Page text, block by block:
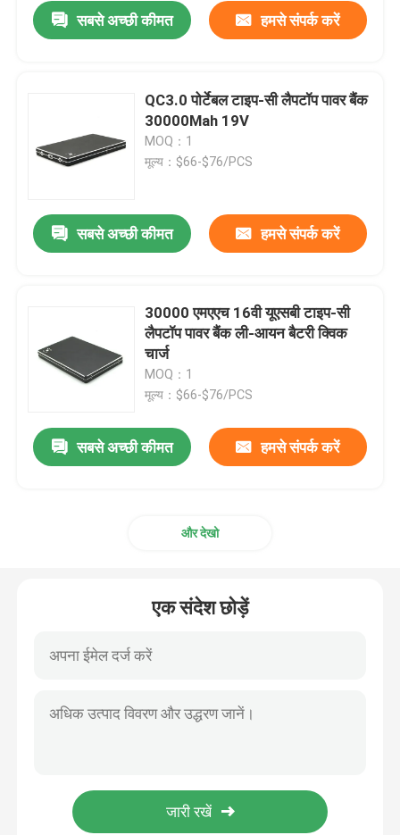
सबसे अच्छी कीमत हमसे संपर्क करें
QC3.0 पोर्टेबल टाइप-सी लैपटॉप पावर बैंक
30000Mah 19V
MOQ：1
मूल्य：$66-$76/PCS
सबसे अच्छी कीमत हमसे संपर्क करें
30000 एमएएच 16वी यूएसबी टाइप-सी
लैपटॉप पावर बैंक ली-आयन बैटरी क्विक
चार्ज
MOQ：1
मूल्य：$66-$76/PCS
सबसे अच्छी कीमत हमसे संपर्क करें
और देखो
एक संदेश छोड़ें